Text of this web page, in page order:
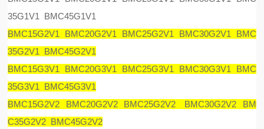
35G1V1 BMC45G1V1
BMC15G2V1 BMC20G2V1 BMC25G2V1 BMC30G2V1 BMC
35G2V1 BMC45G2V1
BMC15G3V1 BMC20G3V1 BMC25G3V1 BMC30G3V1 BMC
35G3V1 BMC45G3V1
BMC15G2V2 BMC20G2V2 BMC25G2V2 BMC30G2V2 BM
C35G2V2 BMC45G2V2